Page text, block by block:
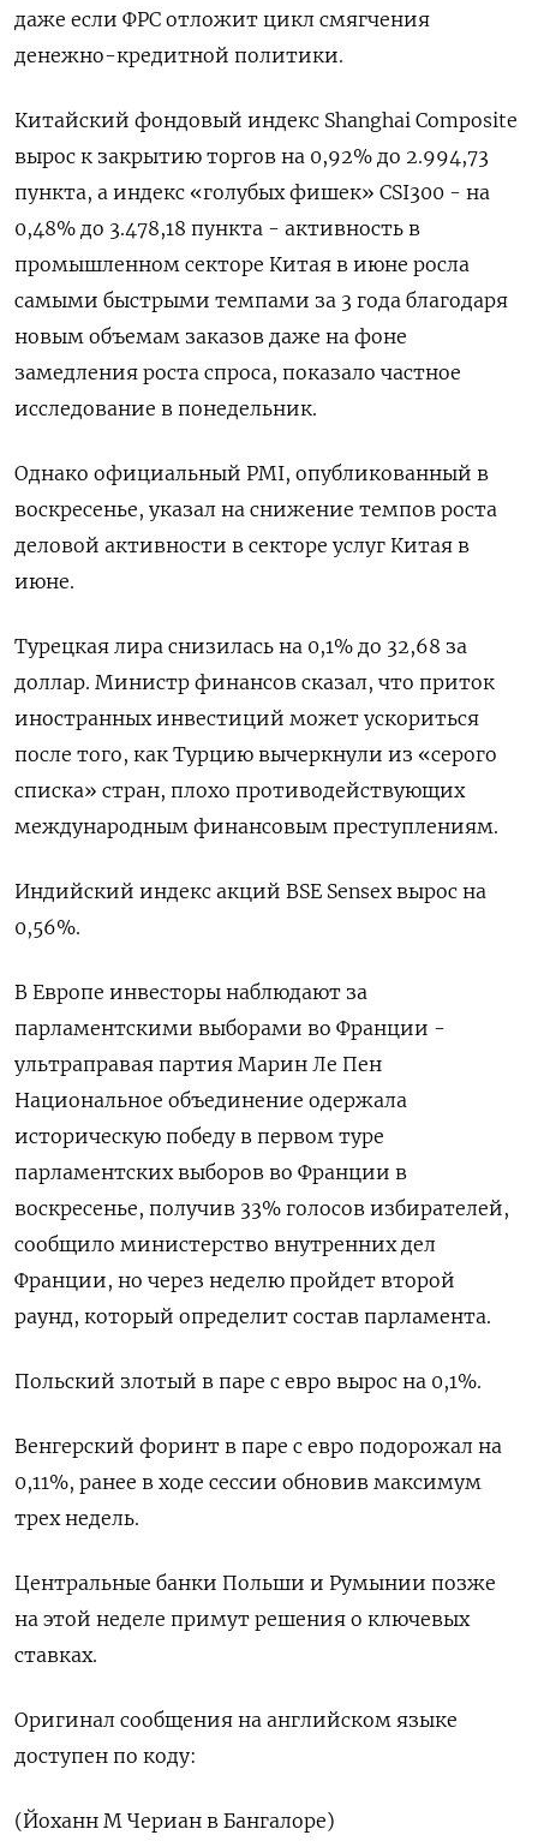
даже если ФРС отложит цикл смягчения
денежно-кредитной политики.
Китайский фондовый индекс Shanghai Composite
вырос к закрытию торгов на 0,92% до 2.994,73
пункта, а индекс «голубых фишек» CSI300 - на
0,48% до 3.478,18 пункта - активность в
промышленном секторе Китая в июне росла
самыми быстрыми темпами за 3 года благодаря
новым объемам заказов даже на фоне
замедления роста спроса, показало частное
исследование в понедельник.
Однако официальный PMI, опубликованный в
воскресенье, указал на снижение темпов роста
деловой активности в секторе услуг Китая в
июне.
Турецкая лира снизилась на 0,1% до 32,68 за
доллар. Министр финансов сказал, что приток
иностранных инвестиций может ускориться
после того, как Турцию вычеркнули из «серого
списка» стран, плохо противодействующих
международным финансовым преступлениям.
Индийский индекс акций BSE Sensex вырос на
0,56%.
В Европе инвесторы наблюдают за
парламентскими выборами во Франции -
ультраправая партия Марин Ле Пен
Национальное объединение одержала
историческую победу в первом туре
парламентских выборов во Франции в
воскресенье, получив 33% голосов избирателей,
сообщило министерство внутренних дел
Франции, но через неделю пройдет второй
раунд, который определит состав парламента.
Польский злотый в паре с евро вырос на 0,1%.
Венгерский форинт в паре с евро подорожал на
0,11%, ранее в ходе сессии обновив максимум
трех недель.
Центральные банки Польши и Румынии позже
на этой неделе примут решения о ключевых
ставках.
Оригинал сообщения на английском языке
доступен по коду:
(Йоханн М Чериан в Бангалоре)